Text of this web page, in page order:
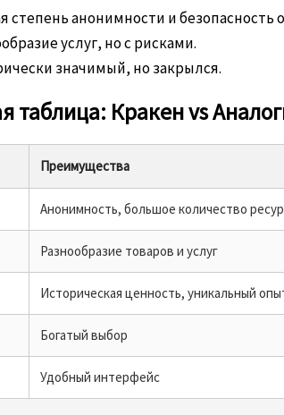
степень анонимности и безопасность
услуг, но с рисками.
значимый, но закрылся.
таблица: Кракен vs
Преимущества
Анонимность, большое количество
Разнообразие товаров и услуг
Историческая ценность, уникальный
Богатый выбор
Удобный интерфейс